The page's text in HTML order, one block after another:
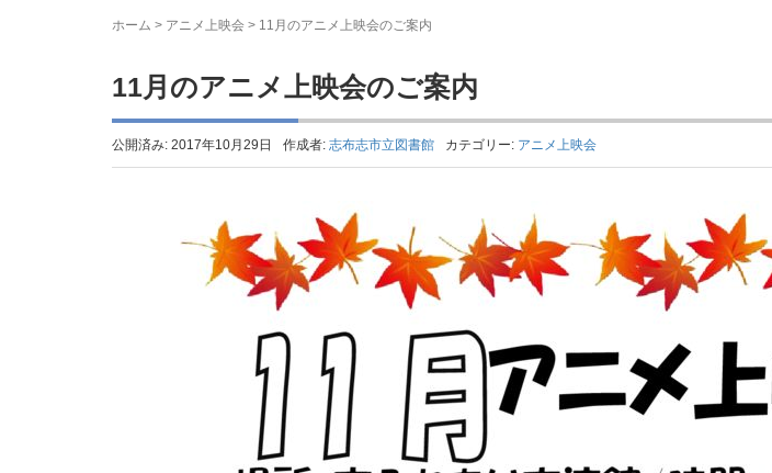
ホーム > アニメ上映会 > 11月のアニメ上映会のご案内
11月のアニメ上映会のご案内
公開済み: 2017年10月29日 作成者: 志布志市立図書館 カテゴリー: アニメ上映会